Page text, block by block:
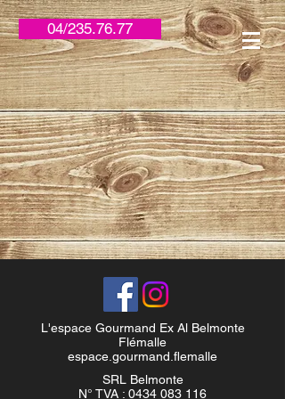
04/235.76.77
L'espace Gourmand Ex Al Belmonte
Flémalle
espace.gourmand.flemalle
SRL Belmonte
N° TVA : 0434 083 116